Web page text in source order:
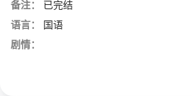
备注：
已完结
语言：
国语
剧情：